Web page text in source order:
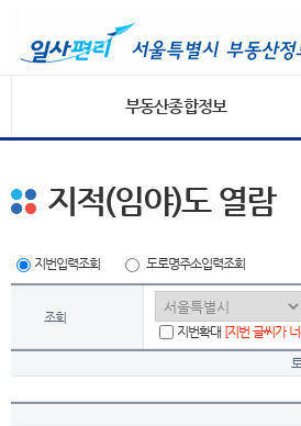
부동산종합정보
지적(임야)도 열람
지번입력조회 도로명주소입력조회
조회
지번확대 [지번 글씨가